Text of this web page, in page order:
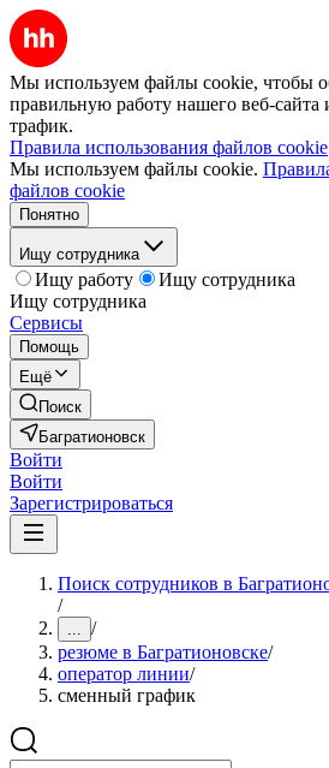
Мы используем файлы cookie, чтобы
правильную работу нашего веб-сайта
трафик.
Правила использования файлов cookie
Мы используем файлы cookie.
файлов cookie
Понятно
Ищу сотрудника
Ищу работу
Ищу сотрудника
Ищу сотрудника
Сервисы
Помощь
Ещё
Поиск
Багратионовск
Войти
Войти
Зарегистрироваться
Поиск сотрудников в
/
... /
резюме в Багратионовске/
оператор линии/
сменный график